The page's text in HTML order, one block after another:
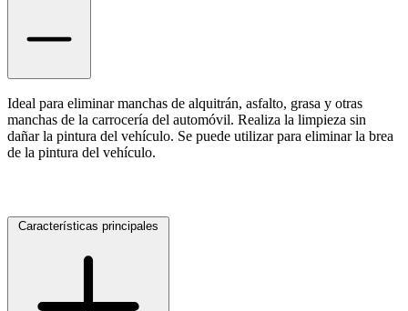
Contacto
Ideal para eliminar manchas de alquitrán, asfalto, grasa y otras
manchas de la carrocería del automóvil. Realiza la limpieza sin
dañar la pintura del vehículo. Se puede utilizar para eliminar la brea
de la pintura del vehículo.
Características principales